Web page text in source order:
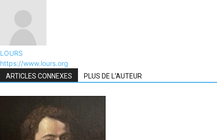
LOURS
https://www.lours.org
ARTICLES CONNEXES PLUS DE L'AUTEUR